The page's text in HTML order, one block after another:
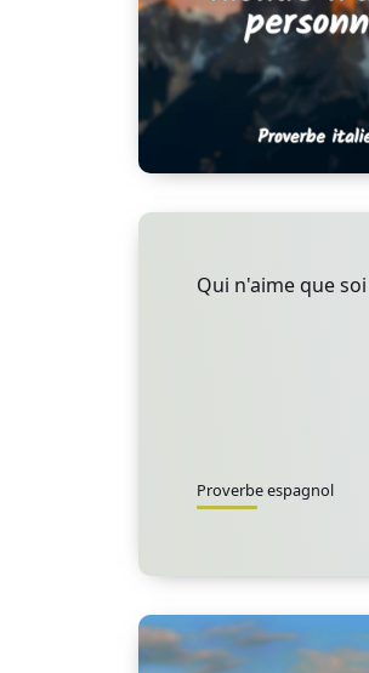
Qui n'aime que
Proverbe espagnol